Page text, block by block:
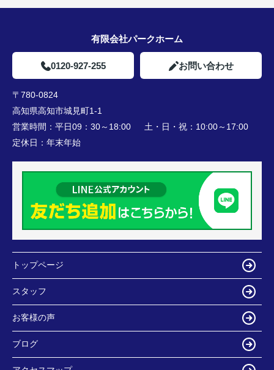
有限会社パークホーム
0120-927-255 お問い合わせ
〒780-0824
高知県高知市城見町1-1
営業時間： 平日09：30～18:00 土・日・祝：10:00～17:00
定休日： 年末年始
トップページ
スタッフ
お客様の声
ブログ